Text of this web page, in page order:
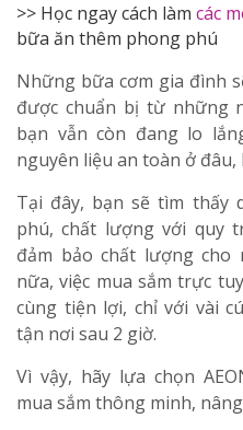
>> Học ngay cách làm các
bữa ăn thêm phong phú
Những bữa cơm gia đình
được chuẩn bị từ những
bạn vẫn còn đang lo
nguyên liệu an toàn ở đâu,
Tại đây, bạn sẽ tìm thấy
phú, chất lượng với quy
đảm bảo chất lượng
nữa, việc mua sắm trực
cùng tiện lợi, chỉ với vài
tận nơi sau 2 giờ.
Vì vậy, hãy lựa chọn
mua sắm thông minh,